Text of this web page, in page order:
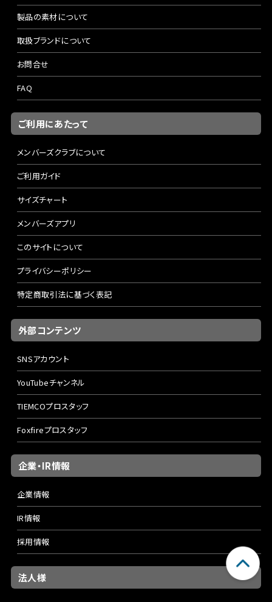
製品の素材について
取扱ブランドについて
お問合せ
FAQ
ご利用にあたって
メンバーズクラブについて
ご利用ガイド
サイズチャート
メンバーズアプリ
このサイトについて
プライバシーポリシー
特定商取引法に基づく表記
外部コンテンツ
SNSアカウント
YouTubeチャンネル
TIEMCOプロスタッフ
Foxfireプロスタッフ
企業・IR情報
企業情報
IR情報
採用情報
法人様